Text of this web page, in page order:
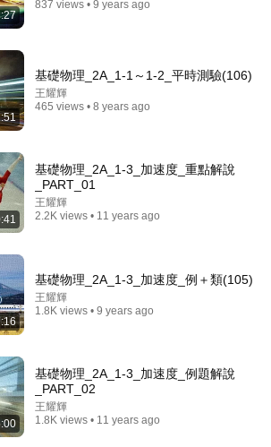
3年後，才懂的殘忍差異！上海人瘋狂
23:22
三体问题究竟是什么？为什么说科学的
837 views • 9 years ago
基礎物理_2A_1-1～1-2_平時測驗(106)
王耀輝
465 views • 8 years ago
基礎物理_2A_1-3_加速度_重點解說
_PART_01
王耀輝
2.2K views • 11 years ago
基礎物理_2A_1-3_加速度_例＋類(105)
王耀輝
1.8K views • 9 years ago
基礎物理_2A_1-3_加速度_例題解說
_PART_02
王耀輝
1.8K views • 11 years ago